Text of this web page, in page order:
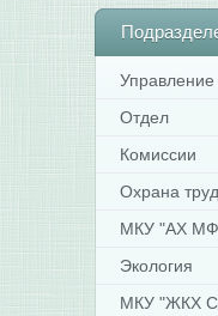
Управление
Отдел
Комиссии
Охрана
МКУ "АХ
Экология
МКУ "ЖКХ